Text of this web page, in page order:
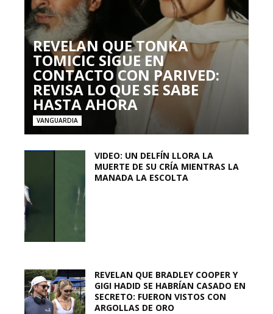
REVELAN QUE TONKA
TOMICIC SIGUE EN
CONTACTO CON PARIVED:
REVISA LO QUE SE SABE
HASTA AHORA
VANGUARDIA
VIDEO: UN DELFÍN LLORA LA
MUERTE DE SU CRÍA MIENTRAS LA
MANADA LA ESCOLTA
REVELAN QUE BRADLEY COOPER Y
GIGI HADID SE HABRÍAN CASADO EN
SECRETO: FUERON VISTOS CON
ARGOLLAS DE ORO